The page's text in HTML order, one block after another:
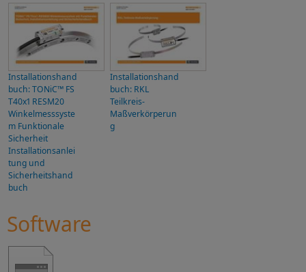
Installationshand
buch: TONiC™ FS
T40x1 RESM20
Winkelmesssyste
m Funktionale
Sicherheit
Installationsanlei
tung und
Sicherheitshand
buch
Installationshand
buch: RKL
Teilkreis-
Maßverkörperun
g
Software